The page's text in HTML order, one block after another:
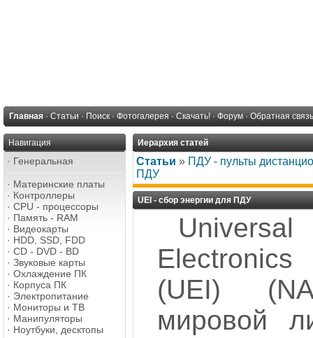
Главная · Статьи · Поиск · Фотогалерея · Скачать! · Форум · Обратная связь
Навигация
· Генеральная
· Материнские платы
· Контроллеры
· CPU - процессоры
· Память - RAM
· Видеокарты
· HDD, SSD, FDD
· CD - DVD - BD
· Звуковые карты
· Охлаждение ПК
· Корпуса ПК
· Электропитание
· Мониторы и ТВ
· Манипуляторы
· Ноутбуки, десктопы
Иерархия статей
Статьи » ПДУ - пульты
ПДУ
UEI - сбор энергии для ПДУ
Universal
(UEI)
мировой